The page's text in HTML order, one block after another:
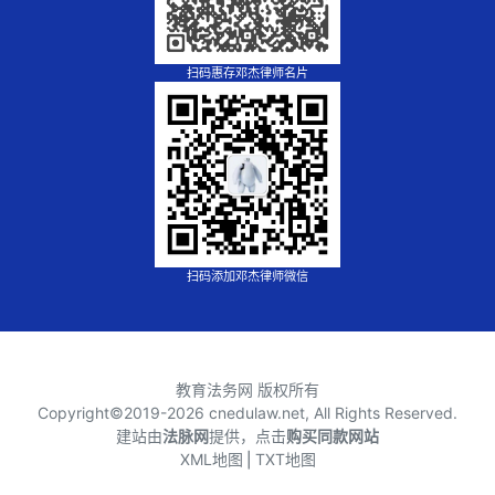
扫码惠存邓杰律师名片
扫码添加邓杰律师微信
教育法务网 版权所有
Copyright©2019-2026 cnedulaw.net, All Rights Reserved.
建站由法脉网提供，点击购买同款网站
XML地图
TXT地图